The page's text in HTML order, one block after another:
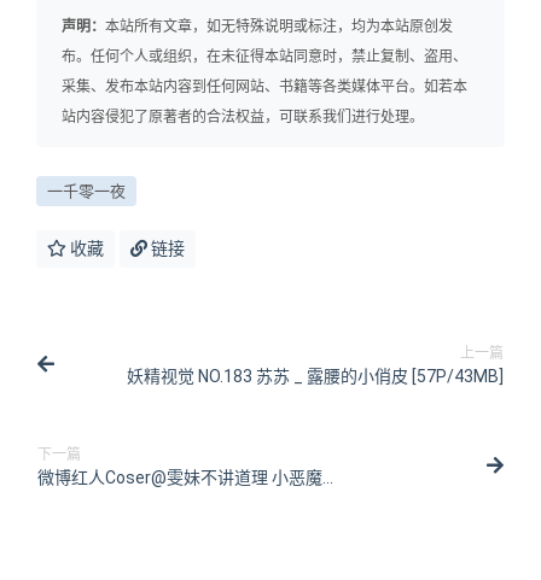
声明： 本站所有文章，如无特殊说明或标注，均为本站原创发
布。任何个人或组织，在未征得本站同意时，禁止复制、盗用、
采集、发布本站内容到任何网站、书籍等各类媒体平台。如若本
站内容侵犯了原著者的合法权益，可联系我们进行处理。
一千零一夜
收藏 链接
上一篇
妖精视觉 NO.183 苏苏 _ 露腰的小俏皮 [57P/43MB]
下一篇
微博红人Coser@雯妹不讲道理 小恶魔